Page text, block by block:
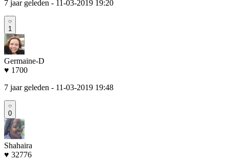
7 jaar geleden - 11-03-2019 19:20
1
Germaine-D
♥ 1700
7 jaar geleden - 11-03-2019 19:48
0
Shahaira
♥ 32776